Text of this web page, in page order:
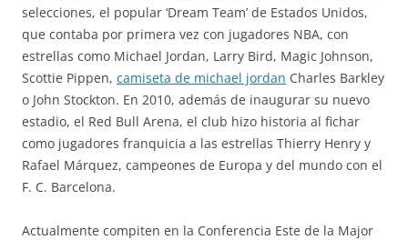
selecciones, el popular ‘Dream Team’ de Estados Unidos,
que contaba por primera vez con jugadores NBA, con
estrellas como Michael Jordan, Larry Bird, Magic Johnson,
Scottie Pippen, camiseta de michael jordan Charles Barkley
o John Stockton. En 2010, además de inaugurar su nuevo
estadio, el Red Bull Arena, el club hizo historia al fichar
como jugadores franquicia a las estrellas Thierry Henry y
Rafael Márquez, campeones de Europa y del mundo con el
F. C. Barcelona.
Actualmente compiten en la Conferencia Este de la Major